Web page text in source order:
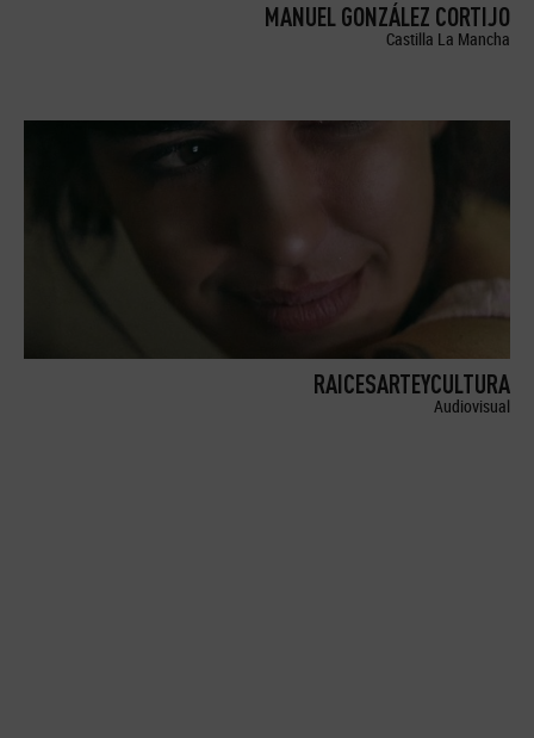
MANUEL GONZÁLEZ CORTIJO
Castilla La Mancha
RAICESARTEYCULTURA
Audiovisual